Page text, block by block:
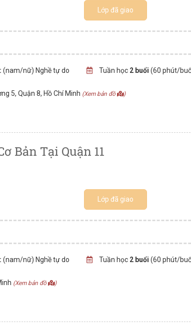
Lớp đã giao
(nam/nữ) Nghề tự do Tuần học 2 buổi (60 phút/
5, Quận 8, Hồ Chí Minh (Xem bản đồ )
Bản Tại Quận 11
Lớp đã giao
(nam/nữ) Nghề tự do Tuần học 2 buổi (60 phút/
(Xem bản đồ )